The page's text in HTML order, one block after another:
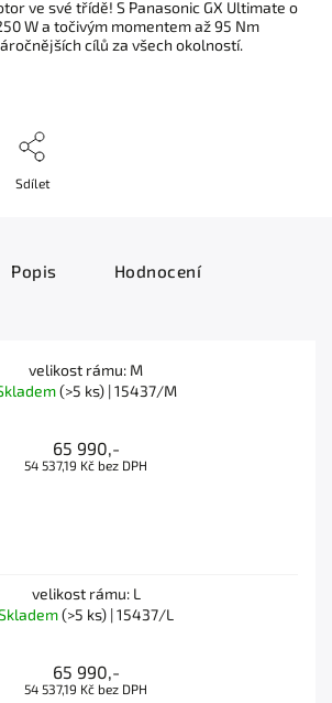
ve své třídě! S Panasonic GX Ultimate o
W a točivým momentem až 95 Nm
cílů za všech okolností.
Sdílet
Popis Hodnocení
velikost rámu: M
(>5 ks)| 15437/M
65 990,-
54 537,19 Kč bez DPH
velikost rámu: L
(>5 ks) | 15437/L
65 990,-
54 537,19 Kč bez DPH